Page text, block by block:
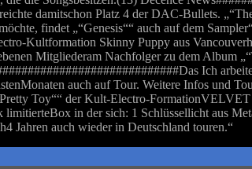
damitschon Platz 4 der DAC-Bullets.
findet „“Genesis““ auch auf dem
Kultformation Skinny Puppy aus
Mitgliederam Nachfolger zu dem Album
Ich
auch auf Tour. Weitere Infos und
Toy““ der Kult-Electro-
in der sich: 1 Schlüssellicht aus
Jahren auch wieder in Deutschland touren.“